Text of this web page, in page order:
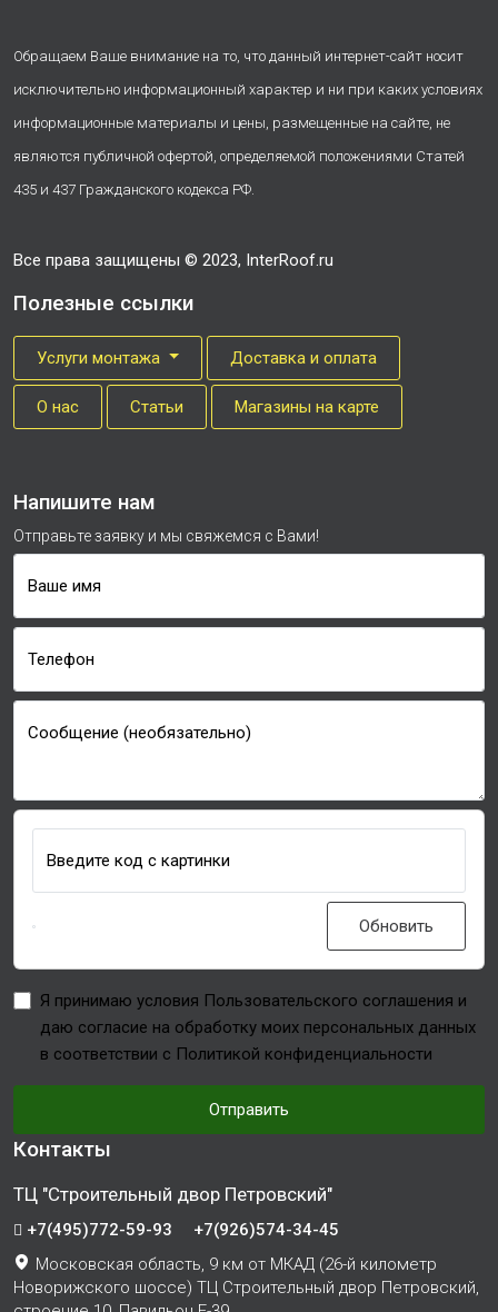
Обращаем Ваше внимание на то, что данный интернет-сайт носит
исключительно информационный характер и ни при каких условиях
информационные материалы и цены, размещенные на сайте, не
являются публичной офертой, определяемой положениями Статей
435 и 437 Гражданского кодекса РФ.
Все права защищены © 2023, InterRoof.ru
Полезные ссылки
Услуги монтажа Доставка и оплата
О нас Cтатьи Магазины на карте
Напишите нам
Отправьте заявку и мы свяжемся с Вами!
Ваше имя
Телефон
Сообщение (необязательно)
Введите код с картинки
Обновить
Я принимаю условия Пользовательского соглашения и
даю согласие на обработку моих персональных данных
в соответствии с Политикой конфиденциальности
Отправить
Контакты
ТЦ "Строительный двор Петровский"
+7(495)772-59-93
+7(926)574-34-45
Московская область, 9 км от МКАД (26-й километр
Новорижского шоссе) ТЦ Строительный двор Петровский,